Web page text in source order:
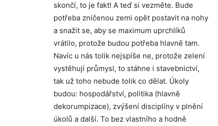
skončí, to je fakt! A teď si vezměte. Bude
potřeba zničenou zemi opět postavit na nohy
a snažit se, aby se maximum uprchlíků
vrátilo, protože budou potřeba hlavně tam.
Navíc u nás tolik nejspíše ne, protože zelení
vystěhují průmysl, to stáhne i stavebnictví,
tak už toho nebude tolik co dělat. Úkoly
budou: hospodářství, politika (hlavně
dekorumpizace), zvýšení disciplíny v plnění
úkolů a další. To bez vlastního a hodně